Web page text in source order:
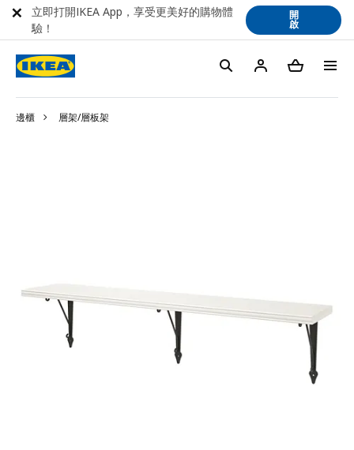
邊櫃 層架/層板架
立即打開IKEA App，享受更美好的購物體
驗！
開
啟